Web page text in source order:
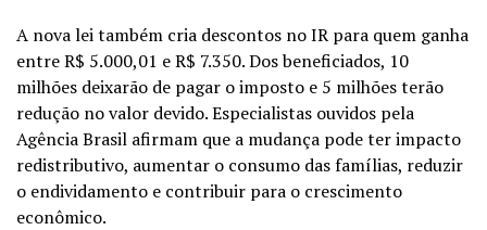
A nova lei também cria descontos no IR para quem ganha
entre R$ 5.000,01 e R$ 7.350. Dos beneficiados, 10
milhões deixarão de pagar o imposto e 5 milhões terão
redução no valor devido. Especialistas ouvidos pela
Agência Brasil afirmam que a mudança pode ter impacto
redistributivo, aumentar o consumo das famílias, reduzir
o endividamento e contribuir para o crescimento
econômico.